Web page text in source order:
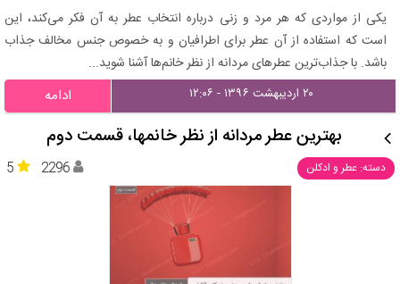
یکی از مواردی که هر مرد و زنی درباره انتخاب عطر به آن فکر می‌کند، این
است که استفاده از آن عطر برای اطرافیان و به خصوص جنس مخالف جذاب
باشد. با جذاب‌ترین عطرهای مردانه از نظر خانم‌ها آشنا شوید...
۲۰ اردیبهشت ۱۳۹۶ - ۱۲:۰۶ ادامه
بهترین عطر مردانه از نظر خانمها، قسمت دوم
دسته: عطر و ادکلن 5 2296